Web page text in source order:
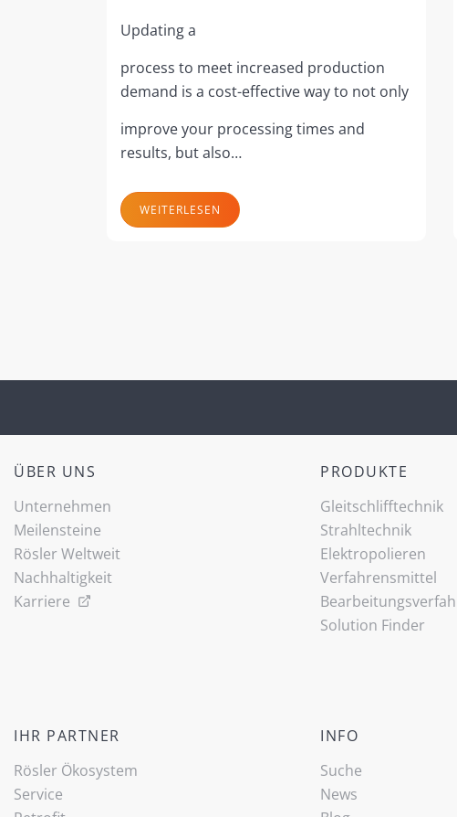
Updating a
process to meet increased production
demand is a cost-effective way to not only
improve your processing times and
results, but also…
WEITERLESEN
ÜBER UNS
Unternehmen
Meilensteine
Rösler Weltweit
Nachhaltigkeit
Karriere
PRODUKTE
Gleitschlifftechnik
Strahltechnik
Elektropolieren
Verfahrensmittel
Solution Finder
IHR PARTNER
Rösler Ökosystem
Service
INFO
Suche
News